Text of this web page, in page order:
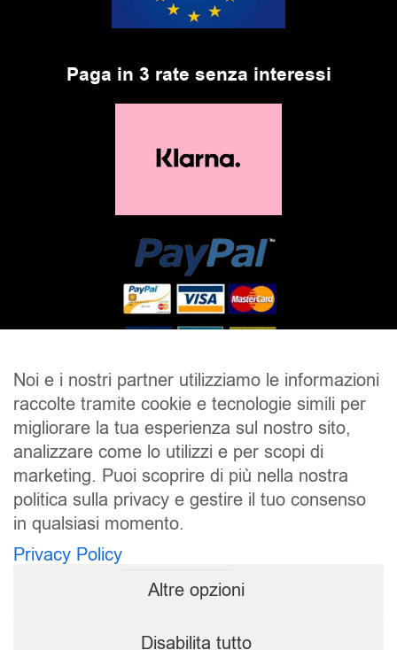
Paga in 3 rate senza interessi
SALDI UOMO DONNA UNISEX
ACCESSORI BRAND CONTATTI
CHI SIAMO
SPEDIZIONE E RESI
Pierrot S.r.l.
Pierrot – All Copyright reserved – 1983/2024
Noi e i nostri partner utilizziamo le informazioni
raccolte tramite cookie e tecnologie simili per
migliorare la tua esperienza sul nostro sito,
analizzare come lo utilizzi e per scopi di
marketing. Puoi scoprire di più nella nostra
politica sulla privacy e gestire il tuo consenso
in qualsiasi momento.
Privacy Policy
Altre opzioni
Disabilita tutto